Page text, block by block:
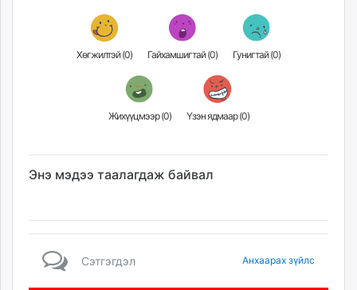
Хөгжилтэй (0) Гайхамшигтай (0) Гунигтай (0)
Жихүүцмээр (0) Үзэн ядмаар (0)
Энэ мэдээ таалагдаж байвал
Сэтгэгдэл Анхаарах зүйлс